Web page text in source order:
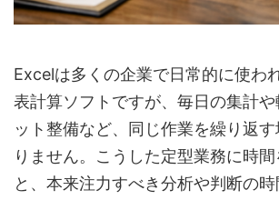
Excelは多くの企業で日常的に使わ
表計算ソフトですが、毎日の集計
ット整備など、同じ作業を繰り返
りません。こうした定型業務に時
と、本来注力すべき分析や判断の